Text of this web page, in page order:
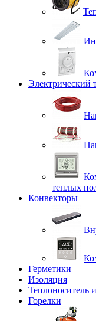
Электрический
теплых
Конвекторы
Герметики
Изоляция
Теплоноситель
Горелки